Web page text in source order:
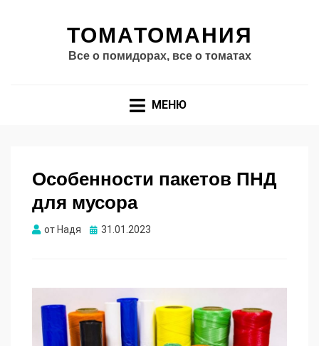
ТОМАТОМАНИЯ
Все о помидорах, все о томатах
МЕНЮ
Особенности пакетов ПНД
для мусора
от Надя Опубликовано
31.01.2023